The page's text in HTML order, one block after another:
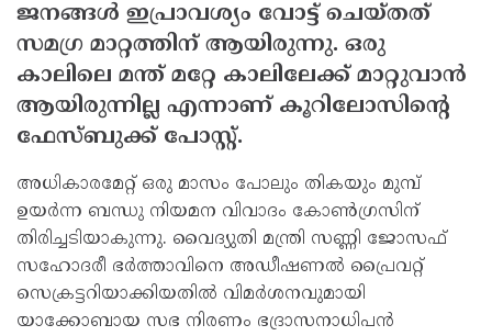
ജനങ്ങള്‍ ഇപ്രാവശ്യം വോട്ട് ചെയ്തത്
സമഗ്ര മാറ്റത്തിന് ആയിരുന്നു. ഒരു
കാലിലെ മന്ത് മറ്റേ കാലിലേക്ക് മാറ്റുവാന്‍
ആയിരുന്നില്ല എന്നാണ് കൂറിലോസിന്റെ
ഫേസ്ബുക്ക് പോസ്റ്റ്.
അധികാരമേറ്റ് ഒരു മാസം പോലും തികയും മുമ്പ്
ഉയര്‍ന്ന ബന്ധു നിയമന വിവാദം കോണ്‍ഗ്രസിന്
തിരിച്ചടിയാകുന്നു. വൈദ്യുതി മന്ത്രി സണ്ണി ജോസഫ്
സഹോദരീ ഭര്‍ത്താവിനെ അഡീഷണല്‍ പ്രൈവറ്റ്
സെക്രട്ടറിയാക്കിയതില്‍ വിമര്‍ശനവുമായി
യാക്കോബായ സഭ നിരണം ഭദ്രാസനാധിപന്‍